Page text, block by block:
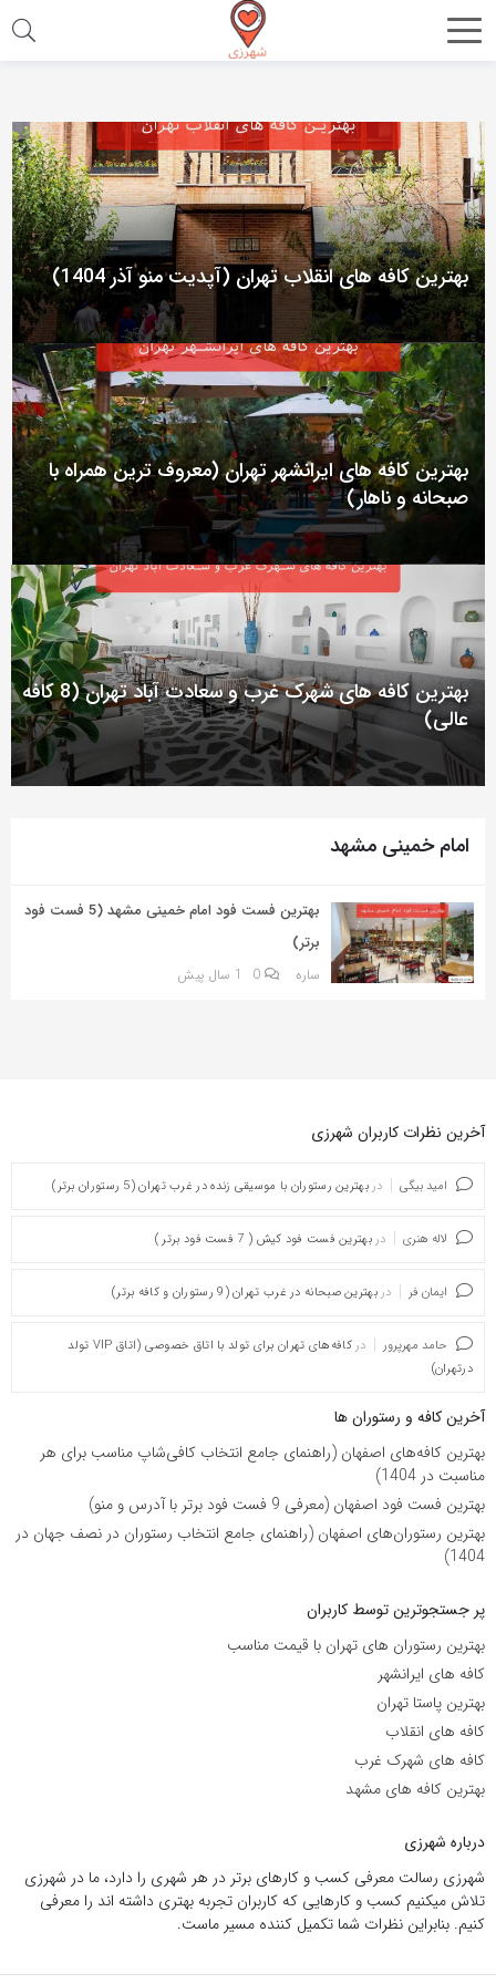
اشتراک
با
استفاده
از
روش‌های
زیر
می‌توانید
این
صفحه
را
با
دوستان
خود
به
بگذارید.
کپی
لینک
بهترین کافه های انقلاب تهران (آپدیت منو آذر 1404)
بهترین کافه های ایرانشهر تهران (معروف ترین همراه با
صبحانه و ناهار)
بهترین کافه های شهرک غرب و سعادت آباد تهران (8 کافه
عالی)
امام خمینی مشهد
بهترین فست فود امام خمینی مشهد (5 فست فود
برتر)
ساره 0 1 سال پیش
آخرین نظرات کاربران شهرزی
امید بیگی در بهترین رستوران با موسیقی زنده در غرب تهران (5 رستوران برتر)
لاله هنری در بهترین فست فود کیش ( 7 فست فود برتر )
ایمان فر در بهترین صبحانه در غرب تهران (9 رستوران و کافه برتر)
حامد مهرپرور در
کافه‌های تهران برای تولد با اتاق خصوصی (اتاق VIP تولد
درتهران)
آخرین کافه و رستوران ها
بهترین کافه‌های اصفهان (راهنمای جامع انتخاب کافی‌شاپ مناسب برای هر
مناسبت در 1404)
بهترین فست فود اصفهان (معرفی 9 فست فود برتر با آدرس و منو)
بهترین رستوران‌های اصفهان (راهنمای جامع انتخاب رستوران در نصف جهان در
1404)
پر جستجوترین توسط کاربران
بهترین رستوران های تهران با قیمت مناسب
کافه های ایرانشهر
بهترین پاستا تهران
کافه های انقلاب
کافه های شهرک غرب
بهترین کافه های مشهد
درباره شهرزی
شهرزی رسالت معرفی کسب و کارهای برتر در هر شهری را دارد، ما در شهرزی
تلاش میکنیم کسب و کارهایی که کاربران تجربه بهتری داشته اند را معرفی
کنیم. بنابراین نظرات شما تکمیل کننده مسیر ماست.